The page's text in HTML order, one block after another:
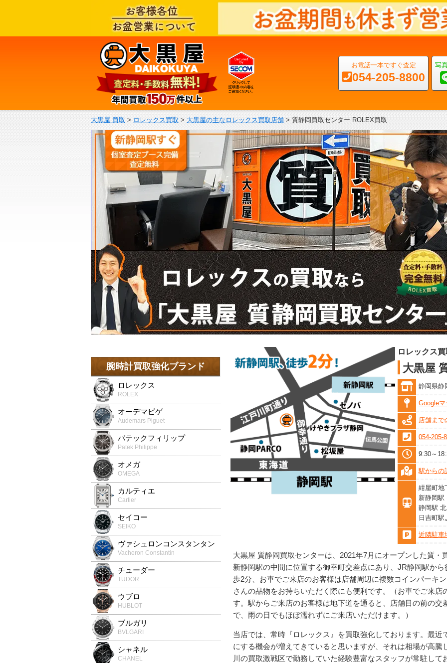
お電話一本ですぐ査定
054-205-8800
写
大黒屋 買取 >ロレックス買取 >大黒屋の主なロレックス買取店舗>質静岡買取センター ROLEX買取
ロレックス
大黒屋
静岡県静
Google
店舗まで
054-205-
9:30～
駅からの
紺屋町地
新静岡駅
静岡駅
日吉町駅
近隣駐車
大黒屋 質静岡買取センターは、2021年7月にオープンした質
新静岡駅の中間に位置する御幸町交差点にあり、JR静岡駅か
歩2分、お車でご来店のお客様は店舗周辺に複数コインパーキ
さんの品物をお持ちいただく際にも便利です。（お車でご来店
す。駅からご来店のお客様は地下道を通ると、店舗目の前の交
で、雨の日でもほぼ濡れずにご来店いただけます。）
当店では、常時『ロレックス』を買取強化しております。最
にする機会が増えてきていると思いますが、それは相場が高
川の買取激戦区で勤務していた経験豊富なスタッフが常駐し
腕時計買取強化ブランド
ロレックス
ROLEX
オーデマピゲ
Audemars Piguet
パテックフィリップ
Patek Philippe
オメガ
OMEGA
カルティエ
Cartier
セイコー
SEIKO
ヴァシュロンコンスタンタン
Vacheron Constantin
チューダー
TUDOR
ウブロ
HUBLOT
ブルガリ
BVLGARI
シャネル
CHANEL